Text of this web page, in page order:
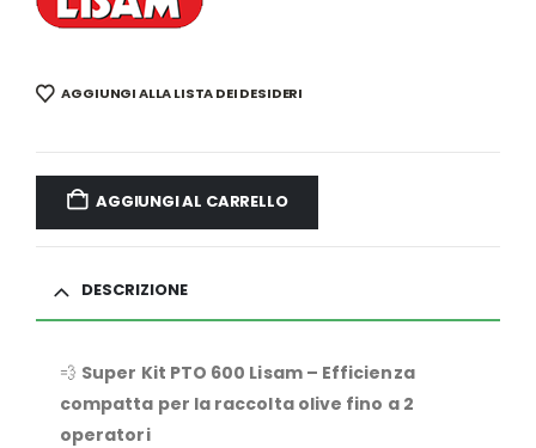
AGGIUNGI ALLA LISTA DEI DESIDERI
AGGIUNGI AL CARRELLO
DESCRIZIONE
💨 Super Kit PTO 600 Lisam – Efficienza
compatta per la raccolta olive fino a 2
operatori